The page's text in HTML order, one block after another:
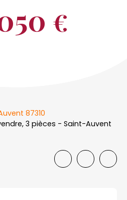
€
87310
3 pièces - Saint-Auvent